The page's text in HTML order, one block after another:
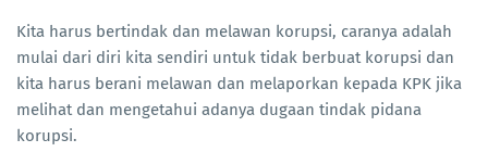
Kita harus bertindak dan melawan korupsi, caranya adalah
mulai dari diri kita sendiri untuk tidak berbuat korupsi dan
kita harus berani melawan dan melaporkan kepada KPK jika
melihat dan mengetahui adanya dugaan tindak pidana
korupsi.